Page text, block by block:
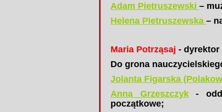
Adam Pietruszewski –
Helena Pietruszewska –
Maria Potrząsaj - dyrektor
Do grona
Jolanta Figarska
Anna Grzeszczyk-
początkowe;